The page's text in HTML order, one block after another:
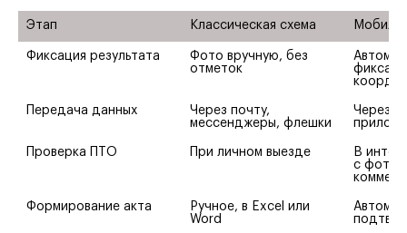
Этап Классическая схема
Фиксация результата
Фото вручную, без
отметок
Передача данных
Через почту,
мессенджеры, флешки
Через
Проверка ПТО При личном выезде
В
с фото
Формирование акта
Ручное, в Excel или
Word